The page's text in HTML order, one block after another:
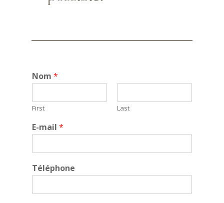
Nom *
First Last
E-mail *
Téléphone